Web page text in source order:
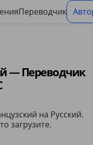
Переводчик
— Переводчик
на Русский.
загрузите.